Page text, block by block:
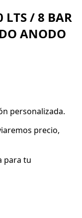
LTS / 8 BAR
ANODO
personalizada.
precio,
para tu